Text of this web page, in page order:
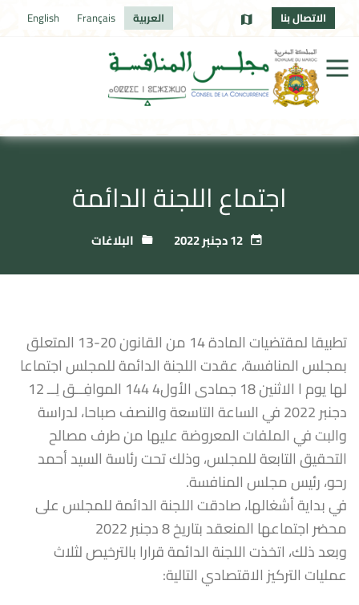
الاتصال بنا العربية Français
English
اجتماع اللجنة الدائمة
البلاغات
تطبيقا لمقتضيات المادة 14 من القانون 20-13 المتعلق
بمجلس المنافسة، عقدت اللجنة الدائمة للمجلس اجتماعا
لها يوم ا الاثنين 18 جمادى الأول4 144 الموافِــق لِــ 12
دجنبر 2022 في الساعة التاسعة والنصف صباحا، لدراسة
والبت في الملفات المعروضة عليها من طرف مصالح
التحقيق التابعة للمجلس، وذلك تحت رئاسة السيد أحمد
رحو، رئيس مجلس المنافسة.
في بداية أشغالها، صادقت اللجنة الدائمة للمجلس على
محضر اجتماعها المنعقد بتاريخ 8 دجنبر 2022
وبعد ذلك، اتخذت اللجنة الدائمة قرارا بالترخيص لثلاث
عمليات التركيز الاقتصادي التالية: